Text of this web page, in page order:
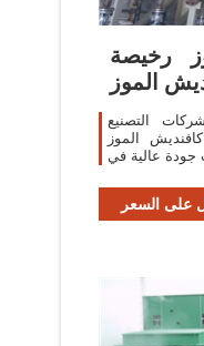
رخيصة
التصنيع
الموز
على السعر